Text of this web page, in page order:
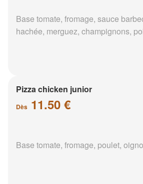
Base tomate, fromage, sauce
hachée, merguez, champignons,
Pizza chicken junior
Dès 11.50 €
Base tomate, fromage, poulet,